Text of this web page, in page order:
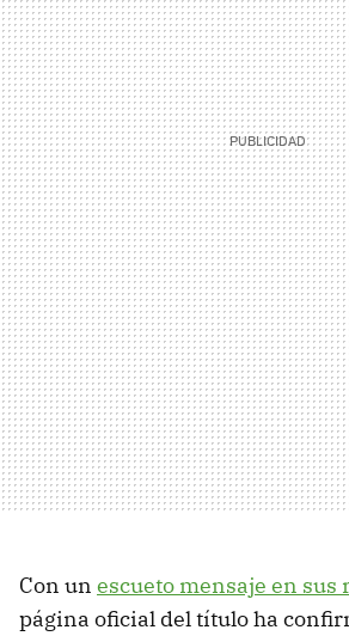
Con un escueto mensaje en sus
página oficial del título ha